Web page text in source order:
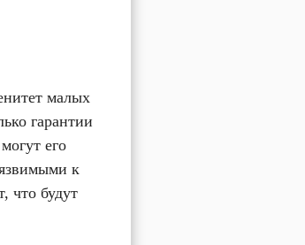
малых
гарантии
его
к
что будут